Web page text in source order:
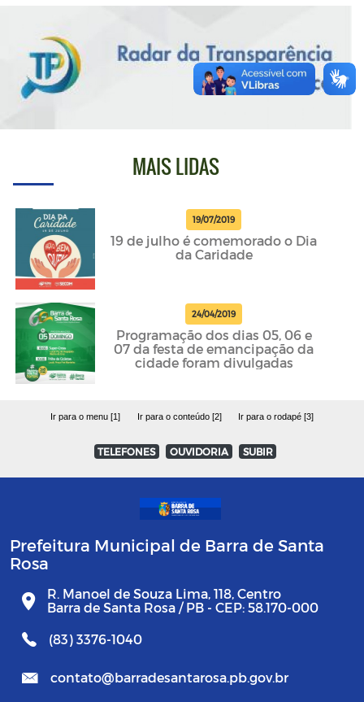
MAIS LIDAS
19/07/2019
19 de julho é comemorado o Dia
da Caridade
24/04/2019
Programação dos dias 05, 06 e
07 da festa de emancipação da
cidade foram divulgadas
Ir para o menu [1] Ir para o conteúdo [2] Ir para o rodapé [3]
TELEFONES OUVIDORIA SUBIR
Prefeitura Municipal de Barra de Santa
Rosa
R. Manoel de Souza Lima, 118, Centro
Barra de Santa Rosa / PB - CEP: 58.170-000
(83) 3376-1040
contato@barradesantarosa.pb.gov.br